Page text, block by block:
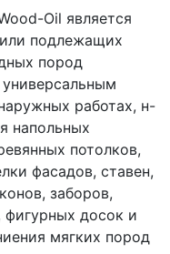
Oil является
подлежащих
пород
работах, н-
напольных
потолков,
фасадов, ставен,
заборов,
досок и
мягких пород